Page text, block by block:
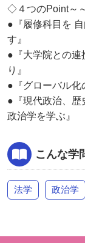
◇４つのPoint～
●『履修科目を
す』
●『大学院との連
り』
●『グローバル化
●『現代政治、歴
政治学を学ぶ』
こんな学
法学 政治学